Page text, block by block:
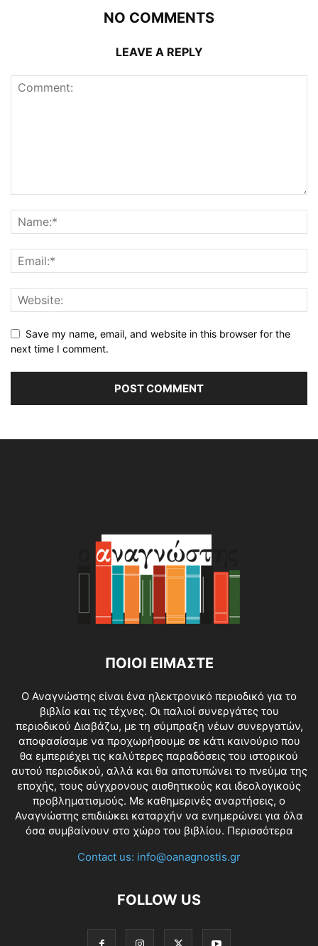
NO COMMENTS
LEAVE A REPLY
Save my name, email, and website in this browser for the
next time I comment.
ΠΟΙΟΙ ΕΙΜΑΣΤΕ
O Αναγνώστης είναι ένα ηλεκτρονικό περιοδικό για το
βιβλίο και τις τέχνες. Οι παλιοί συνεργάτες του
περιοδικού Διαβάζω, με τη σύμπραξη νέων συνεργατών,
αποφασίσαμε να προχωρήσουμε σε κάτι καινούριο που
θα εμπεριέχει τις καλύτερες παραδόσεις του ιστορικού
αυτού περιοδικού, αλλά και θα αποτυπώνει το πνεύμα της
εποχής, τους σύγχρονους αισθητικούς και ιδεολογικούς
προβληματισμούς. Με καθημερινές αναρτήσεις, ο
Αναγνώστης επιδιώκει καταρχήν να ενημερώνει για όλα
όσα συμβαίνουν στο χώρο του βιβλίου. Περισσότερα
Contact us: info@oanagnostis.gr
FOLLOW US